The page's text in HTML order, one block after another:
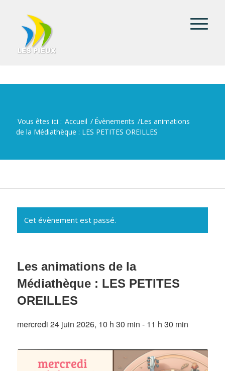
Vous êtes ici : Accueil / Évènements /Les animations
de la Médiathèque : LES PETITES OREILLES
Cet évènement est passé.
Les animations de la
Médiathèque : LES PETITES
OREILLES
mercredi 24 juin 2026, 10 h 30 min - 11 h 30 min